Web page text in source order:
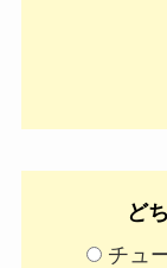
ど
チュ